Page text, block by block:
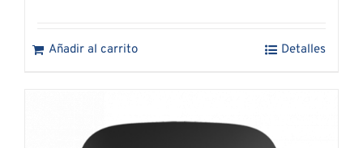
Añadir al carrito Detalles